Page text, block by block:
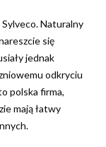
Sylveco. Naturalny
się
jednak
odkryciu
polska firma,
mają łatwy